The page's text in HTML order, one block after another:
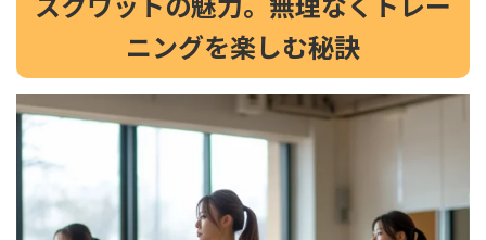
ニングを楽しむ秘訣